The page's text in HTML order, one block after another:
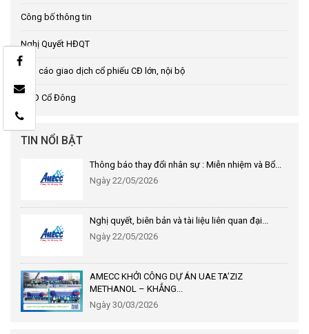
Công bố thông tin
Nghị Quyết HĐQT
Báo cáo giao dịch cổ phiếu CĐ lớn, nội bộ
ĐHĐ Cổ Đông
TIN NỔI BẬT
Thông báo thay đổi nhân sự : Miễn nhiệm và Bổ...
Ngày 22/05/2026
Nghị quyết, biên bản và tài liệu liên quan đại...
Ngày 22/05/2026
AMECC KHỞI CÔNG DỰ ÁN UAE TA’ZIZ
METHANOL – KHẲNG...
Ngày 30/03/2026